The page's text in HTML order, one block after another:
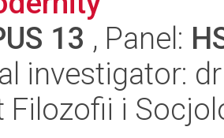
13 , Panel:
investigator:
Filozofii i